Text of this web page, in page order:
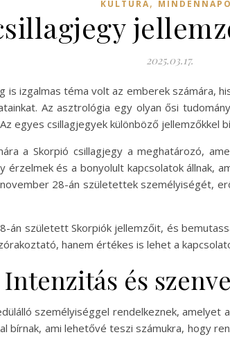
KULTÚRA,
2025.03.17.
is izgalmas téma volt az emberek számára,
Az asztrológia egy olyan ősi
egyes csillagjegyek különböző jellemzőkkel
a Skorpió csillagjegy a meghatározó,
érzelmek és a bonyolult kapcsolatok állnak,
28-án születettek személyiségét,
án született Skorpiók jellemzőit, és
hanem értékes is lehet a
és
személyiséggel rendelkeznek, amelyet
bírnak, ami lehetővé teszi számukra, hogy